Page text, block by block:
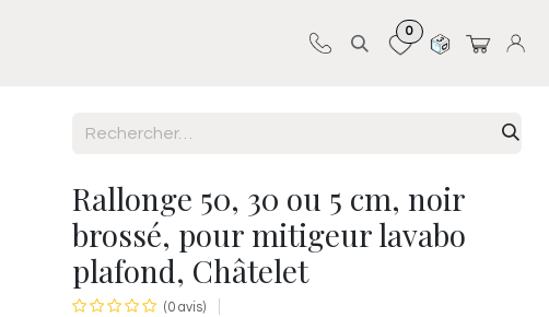
0
Rallonge 50, 30 ou 5 cm, noir
brossé, pour mitigeur lavabo
plafond, Châtelet
(0 avis)